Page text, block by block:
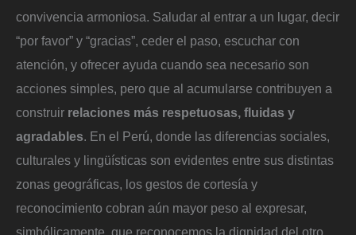
convivencia armoniosa. Saludar al entrar a un lugar, decir
“por favor” y “gracias”, ceder el paso, escuchar con
atención, y ofrecer ayuda cuando sea necesario son
acciones simples, pero que al acumularse contribuyen a
construir relaciones más respetuosas, fluidas y
agradables. En el Perú, donde las diferencias sociales,
culturales y lingüísticas son evidentes entre sus distintas
zonas geográficas, los gestos de cortesía y
reconocimiento cobran aún mayor peso al expresar,
simbólicamente, que reconocemos la dignidad del otro.